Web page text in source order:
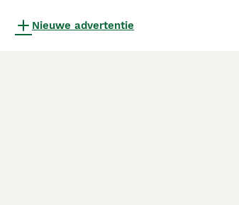
Nieuwe advertentie